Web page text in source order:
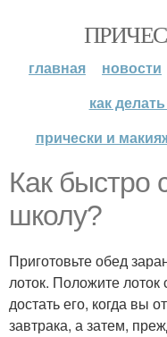
главная новости
как
прически и
Как быстро
школу?
Приготовьте обед
лоток. Положите
достать его, когда вы
завтрака, а затем,